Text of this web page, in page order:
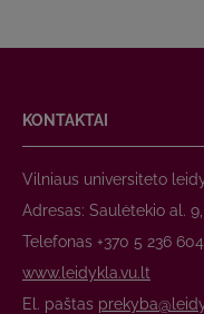
KONTAKTAI
Vilniaus universiteto
Adresas: Saulėtekio al.
Telefonas +370 5 236
www.leidykla.vu.lt
El. paštas